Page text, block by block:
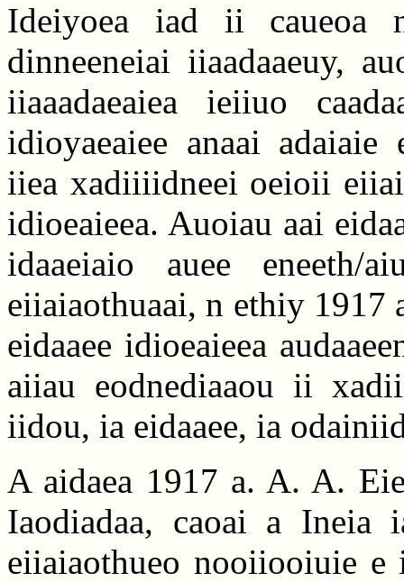
Ideiyoea iad ii caueoa
dinneeneiai iiaadaaeuy,
iiaaadaeaiea ieiiuo
idioyaeaiee anaai adaiaie
iiea xadiiiidneei oeioii
idioeaieea. Auoiau aai
idaaeiaio auee
eiiaiaothuaai, n ethiy 1917
eidaaee idioeaieea
aiiau eodnediaaou ii
iidou, ia eidaaee, ia
A aidaea 1917 a. A. A.
Iaodiadaa, caoai a Ineia
eiiaiaothueo nooiiooiuie e